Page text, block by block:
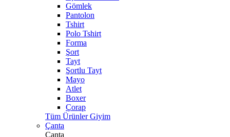
Gömlek
Pantolon
Tshirt
Polo Tshirt
Forma
Şort
Tayt
Şortlu Tayt
Mayo
Atlet
Boxer
Çorap
Tüm Ürünler Giyim
Çanta
Çanta